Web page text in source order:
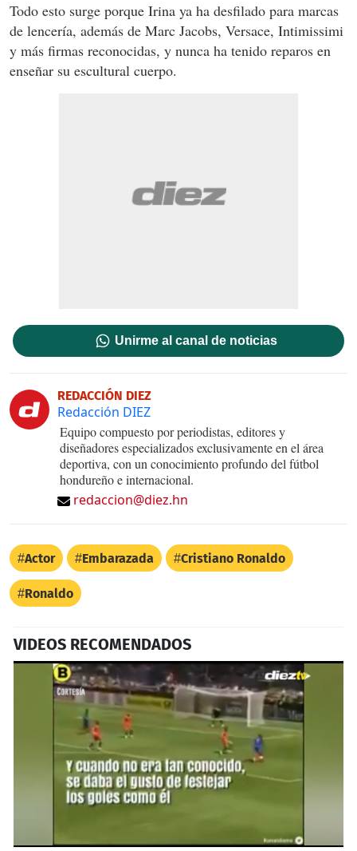
Todo esto surge porque Irina ya ha desfilado para marcas
de lencería, además de Marc Jacobs, Versace, Intimissimi
y más firmas reconocidas, y nunca ha tenido reparos en
enseñar su escultural cuerpo.
Unirme al canal de noticias
REDACCIÓN DIEZ
Redacción DIEZ
Equipo compuesto por periodistas, editores y
diseñadores especializados exclusivamente en el área
deportiva, con un conocimiento profundo del fútbol
hondureño e internacional.
redaccion@diez.hn
Actor Embarazada Cristiano Ronaldo
Ronaldo
VIDEOS RECOMENDADOS